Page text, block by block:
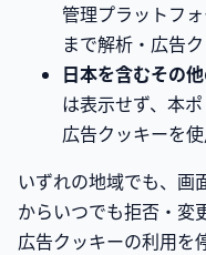
管理プラットフ
まで解析・広告
日本を含むその
は表示せず、本
広告クッキーを使
いずれの地域でも、画
からいつでも拒否・変
広告クッキーの利用を